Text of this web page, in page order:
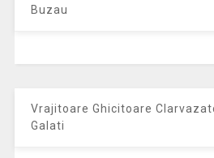
Buzau
Vrajitoare Ghicitoare
Galati